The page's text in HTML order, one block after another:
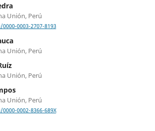
Unión, Perú
0003-2707-8193
Unión, Perú
Unión, Perú
Unión, Perú
0002-8366-689X